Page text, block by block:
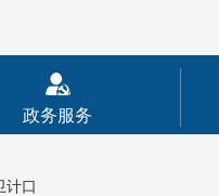
政务服务
计口